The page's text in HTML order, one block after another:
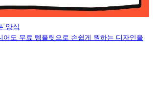
양식
어도 무료 템플릿으로 손쉽게 원하는 디자인을